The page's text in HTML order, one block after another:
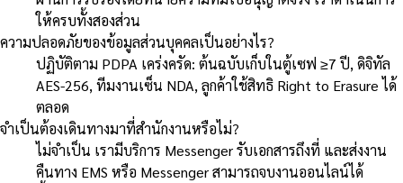
ให้ครบทั้งสองส่วน
ความปลอดภัยของข้อมูลส่วนบุคคลเป็นอย่างไร?
ปฏิบัติตาม PDPA เคร่งครัด: ต้นฉบับเก็บในตู้เซฟ ≥7 ปี, ดิจิทัล
AES-256, ทีมงานเซ็น NDA, ลูกค้าใช้สิทธิ Right to Erasure ได้
ตลอด
จำเป็นต้องเดินทางมาที่สำนักงานหรือไม่?
ไม่จำเป็น เรามีบริการ Messenger รับเอกสารถึงที่ และส่งงาน
คืนทาง EMS หรือ Messenger สามารถจบงานออนไลน์ได้